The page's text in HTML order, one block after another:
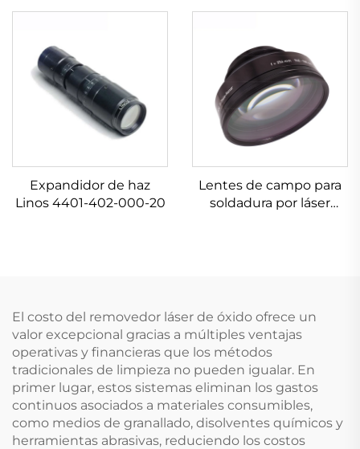
Expandidor de haz
Linos 4401-402-000-20
Lentes de campo para
soldadura por láser
El costo del removedor láser de óxido ofrece un
valor excepcional gracias a múltiples ventajas
operativas y financieras que los métodos
tradicionales de limpieza no pueden igualar. En
primer lugar, estos sistemas eliminan los gastos
continuos asociados a materiales consumibles,
como medios de granallado, disolventes químicos y
herramientas abrasivas, reduciendo los costos